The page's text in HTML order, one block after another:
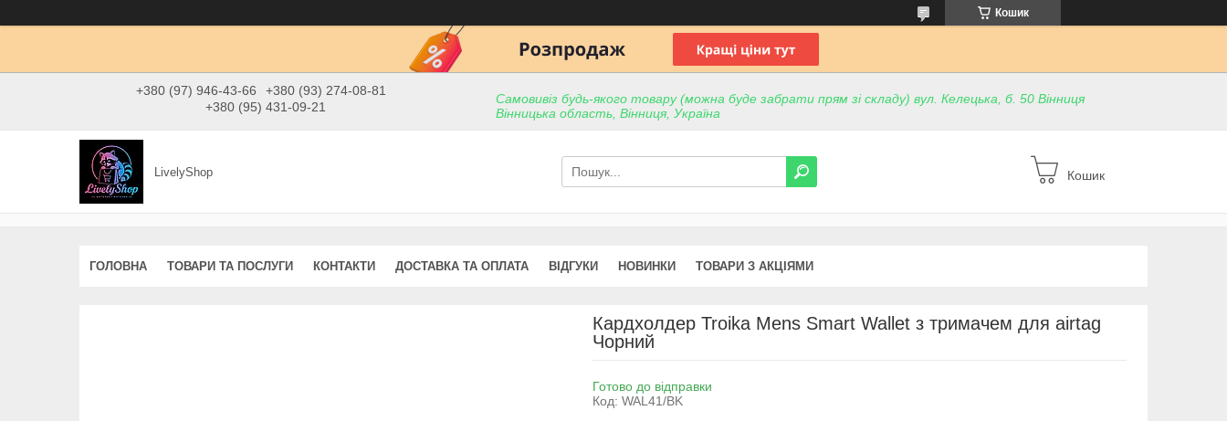
Кошик
+380 (97) 946-43-66
+380 (93) 274-08-81
+380 (95) 431-09-21
Самовивіз будь-якого товару (можна буде забрати прям зі складу) вул. Келецька, б. 50 Вінниця
Вінницька область, Вінниця, Україна
LivelyShop Кошик
ГОЛОВНА ТОВАРИ ТА ПОСЛУГИ КОНТАКТИ ДОСТАВКА ТА ОПЛАТА ВІДГУКИ НОВИНКИ ТОВАРИ З АКЦІЯМИ
Кардхолдер Troika Mens Smart Wallet з тримачем для airtag
Чорний
Готово до відправки
Код: WAL41/BK